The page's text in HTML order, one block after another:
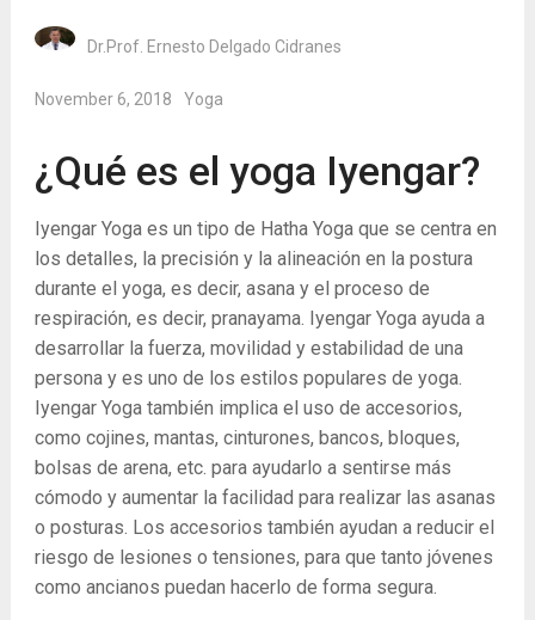
Dr.Prof. Ernesto Delgado Cidranes
November 6, 2018 Yoga
¿Qué es el yoga Iyengar?
Iyengar Yoga es un tipo de Hatha Yoga que se centra en
los detalles, la precisión y la alineación en la postura
durante el yoga, es decir, asana y el proceso de
respiración, es decir, pranayama. Iyengar Yoga ayuda a
desarrollar la fuerza, movilidad y estabilidad de una
persona y es uno de los estilos populares de yoga.
Iyengar Yoga también implica el uso de accesorios,
como cojines, mantas, cinturones, bancos, bloques,
bolsas de arena, etc. para ayudarlo a sentirse más
cómodo y aumentar la facilidad para realizar las asanas
o posturas. Los accesorios también ayudan a reducir el
riesgo de lesiones o tensiones, para que tanto jóvenes
como ancianos puedan hacerlo de forma segura.